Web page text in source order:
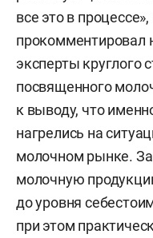
все это в
прокомментировал
эксперты круглого
посвященного
к выводу, что
нагрелись на
молочном рынке.
молочную
до уровня
при этом